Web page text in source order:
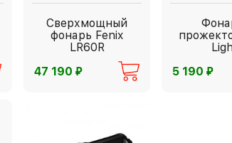
Сверхмощный
фонарь Fenix
LR60R
47 190 ⃏
5 190 ⃏